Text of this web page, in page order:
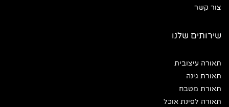
צור קשר
שירותים שלנו
תאורה עיצובית
תאורת גינה
תאורת מטבח
תאורה לפינת אוכל